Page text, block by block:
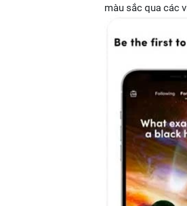
màu sắc qua các